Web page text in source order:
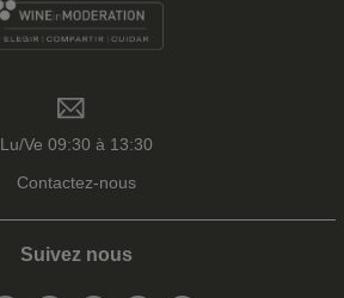
Lu/Ve 09:30 à 13:30
Contactez-nous
Suivez nous